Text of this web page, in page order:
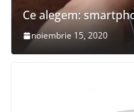
Ce alegem:
noiembrie 15, 2020